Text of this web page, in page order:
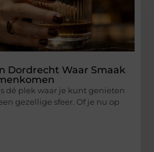
Dordrecht Waar Smaak
dé plek waar je kunt genieten
gezellige sfeer. Of je nu op